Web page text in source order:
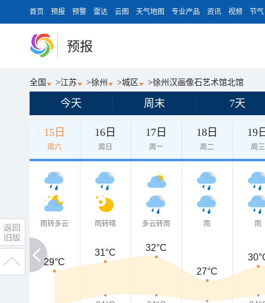
首页 预报 预警 雷达 云图 天气地图 专业产品 资讯 视频 节气
预报
全国 >江苏 >徐州 >城区 >徐州汉画像石艺术馆北馆
今天 周末 7天
15日
周六
16日
周日
17日
周一
18日
周二
19
周三
雨转多云 雨转晴 多云转雨 雨 雨
29°C
29°C
31°C 32°C
27°C